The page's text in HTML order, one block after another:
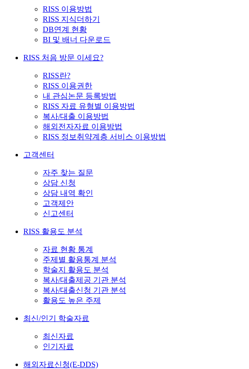
RISS 이용방법
RISS 지식더하기
DB연계 현황
BI 및 배너 다운로드
RISS 처음 방문 이세요?
RISS란?
RISS 이용권한
내 관심논문 등록방법
RISS 자료 유형별 이용방법
복사/대출 이용방법
해외전자자료 이용방법
RISS 정보취약계층 서비스 이용방법
고객센터
자주 찾는 질문
상담 신청
상담 내역 확인
고객제안
신고센터
RISS 활용도 분석
자료 현황 통계
주제별 활용통계 분석
학술지 활용도 분석
복사/대출제공 기관 분석
복사/대출신청 기관 분석
활용도 높은 주제
최신/인기 학술자료
최신자료
인기자료
해외자료신청(E-DDS)